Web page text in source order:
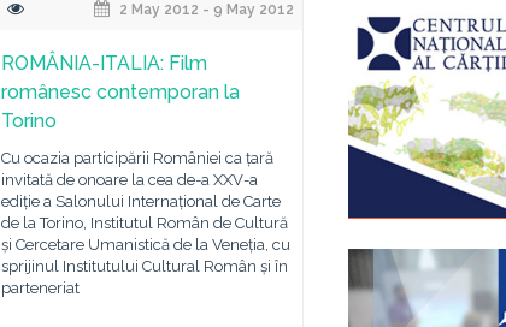
2 May 2012 - 9 May 2012
ROMÂNIA-ITALIA: Film
românesc contemporan la
Torino
Cu ocazia participării României ca țară
invitată de onoare la cea de-a XXV-a
ediție a Salonului Internațional de Carte
de la Torino, Institutul Român de Cultură
și Cercetare Umanistică de la Veneția, cu
sprijinul Institutului Cultural Român și în
parteneriat